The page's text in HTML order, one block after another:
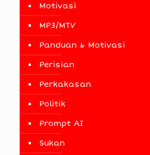
Motivasi
MP3/MTV
Panduan & Motivasi
Perisian
Perkakasan
Politik
Prompt AI
Sukan